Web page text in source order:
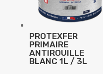
PROTEXFER
PRIMAIRE
ANTIROUILLE
BLANC 1L / 3L